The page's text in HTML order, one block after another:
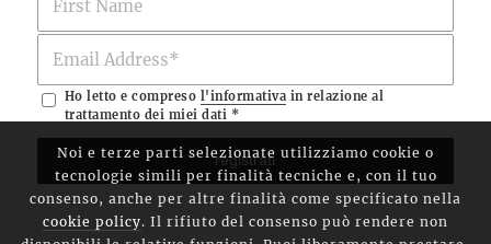
Ho letto e compreso l'informativa in relazione al
trattamento dei miei dati *
Noi e terze parti selezionate utilizziamo cookie o
tecnologie simili per finalità tecniche e, con il tuo
consenso, anche per altre finalità come specificato nella
cookie policy. Il rifiuto del consenso può rendere non